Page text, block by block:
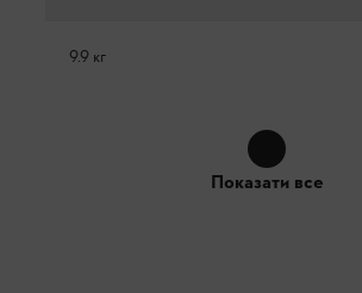
9.9 кг
Показати все